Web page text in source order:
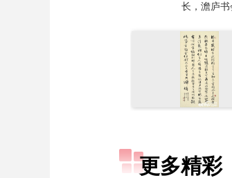
长，澹庐书
更多精彩